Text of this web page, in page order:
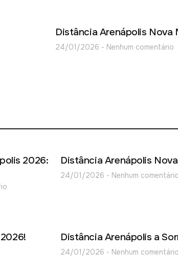
Distância Arenápolis Nova
24/01/2026 Nenhum comentário
2026:
Distância Arenápolis
24/01/2026 Nenhum comentário
Distância Arenápolis a
24/01/2026 Nenhum comentário